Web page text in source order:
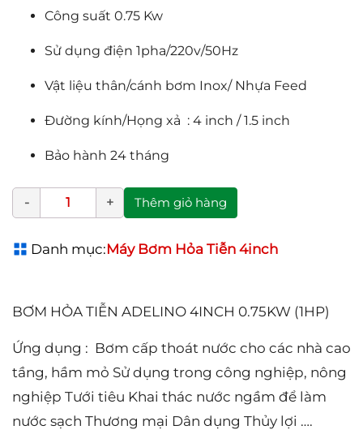
Công suất 0.75 Kw
Sử dụng điện 1pha/220v/50Hz
Vật liệu thân/cánh bơm Inox/ Nhựa Feed
Đường kính/Họng xả : 4 inch / 1.5 inch
Bảo hành 24 tháng
Thêm giỏ hàng
Danh mục:Máy Bơm Hỏa Tiễn 4inch
BƠM HỎA TIỄN ADELINO 4INCH 0.75KW (1HP)
Ứng dụng : Bơm cấp thoát nước cho các nhà cao
tầng, hầm mỏ Sử dụng trong công nghiệp, nông
nghiệp Tưới tiêu Khai thác nước ngầm để làm
nước sạch Thương mại Dân dụng Thủy lợi ….